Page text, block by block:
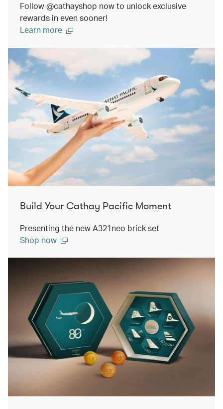
Follow @cathayshop now to unlock exclusive
rewards in even sooner!
Learn more
Build Your Cathay Pacific Moment
Presenting the new A321neo brick set
Shop now